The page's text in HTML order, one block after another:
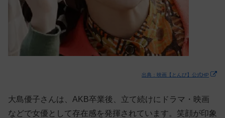
出典：映画【とんび】公式HP
大島優子さんは、AKB卒業後、立て続けにドラマ・映画
などで女優として存在感を発揮されています。笑顔が印象